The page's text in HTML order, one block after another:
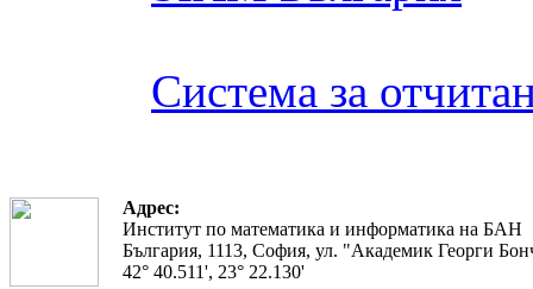
Система за
Адрес:
Институт по математика и информатика на БАН
България, 1113, София, ул. "Академик Георги
42° 40.511', 23° 22.130'